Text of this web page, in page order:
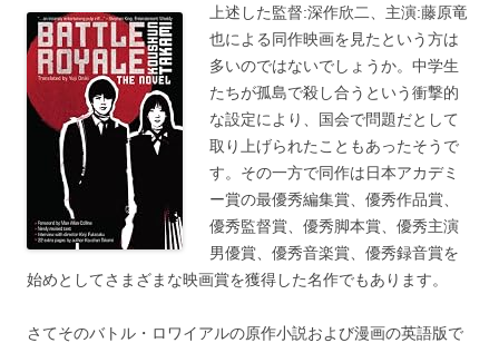
上述した監督:深作欣二、主演:藤原竜
也による同作映画を見たという方は
多いのではないでしょうか。中学生
たちが孤島で殺し合うという衝撃的
な設定により、国会で問題だとして
取り上げられたこともあったそうで
す。その一方で同作は日本アカデミ
ー賞の最優秀編集賞、優秀作品賞、
優秀監督賞、優秀脚本賞、優秀主演
男優賞、優秀音楽賞、優秀録音賞を
始めとしてさまざまな映画賞を獲得した名作でもあります。
さてそのバトル・ロワイアルの原作小説および漫画の英語版で